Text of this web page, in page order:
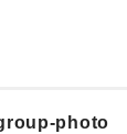
photo